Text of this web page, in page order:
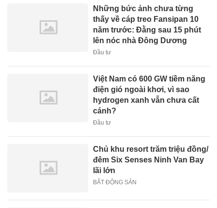
Những bức ảnh chưa từng
thấy về cáp treo Fansipan 10
năm trước: Đằng sau 15 phút
lên nóc nhà Đông Dương
Đầu tư
Việt Nam có 600 GW tiềm năng
điện gió ngoài khơi, vì sao
hydrogen xanh vẫn chưa cất
cánh?
Đầu tư
Chủ khu resort trăm triệu đồng/
đêm Six Senses Ninh Van Bay
lãi lớn
BẤT ĐỘNG SẢN